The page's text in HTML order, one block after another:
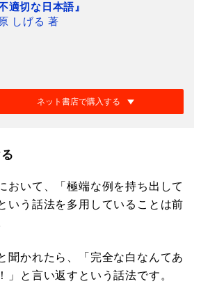
不適切な日本語』
しげる 著
ネット書店で購入する
いて、「極端な例を持ち出して
いう話法を多用していることは前
聞かれたら、「完全な白なんてあ
」と言い返すという話法です。